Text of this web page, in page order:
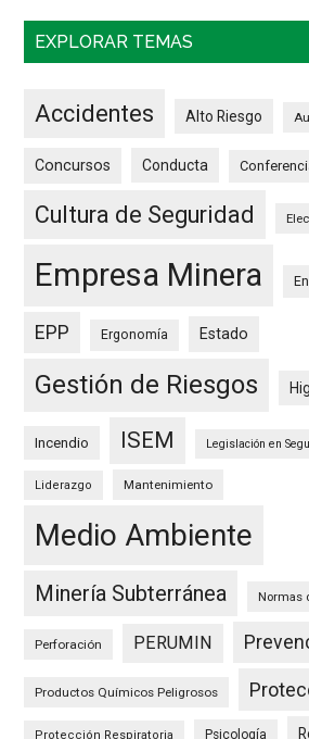
EXPLORAR TEMAS
Accidentes Alto Riesgo
Concursos Conducta
Cultura de Seguridad
Empresa Minera
EPP Ergonomía Estado
Gestión de Riesgos
Incendio ISEM Legislación en
Liderazgo Mantenimiento
Medio Ambiente
Minería Subterránea Normas
Perforación PERUMIN
Productos Químicos Peligrosos
Protección Respiratoria Psicología